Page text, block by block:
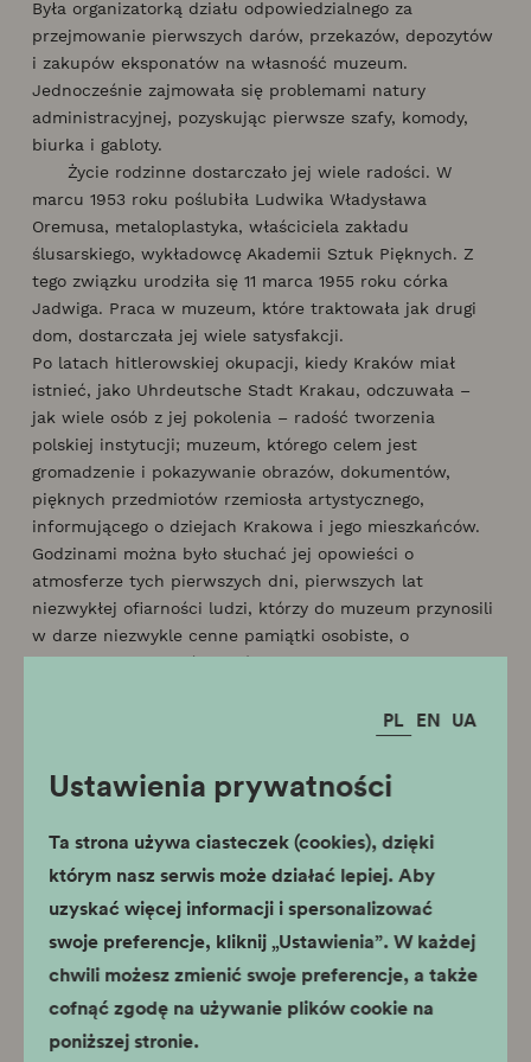
PL EN UA
Ustawienia prywatności
Ta strona używa ciasteczek (cookies), dzięki
którym nasz serwis może działać lepiej. Aby
uzyskać więcej informacji i spersonalizować
swoje preferencje, kliknij „Ustawienia”. W każdej
chwili możesz zmienić swoje preferencje, a także
cofnąć zgodę na używanie plików cookie na
poniższej stronie.
Była organizatorką działu odpowiedzialnego za
przejmowanie pierwszych darów, przekazów, depozytów
i zakupów eksponatów na własność muzeum.
Jednocześnie zajmowała się problemami natury
administracyjnej, pozyskując pierwsze szafy, komody,
biurka i gabloty.
Życie rodzinne dostarczało jej wiele radości. W
marcu 1953 roku poślubiła Ludwika Władysława
Oremusa, metaloplastyka, właściciela zakładu
ślusarskiego, wykładowcę Akademii Sztuk Pięknych. Z
tego związku urodziła się 11 marca 1955 roku córka
Jadwiga. Praca w muzeum, które traktowała jak drugi
dom, dostarczała jej wiele satysfakcji.
Po latach hitlerowskiej okupacji, kiedy Kraków miał
istnieć, jako Uhrdeutsche Stadt Krakau, odczuwała –
jak wiele osób z jej pokolenia – radość tworzenia
polskiej instytucji; muzeum, którego celem jest
gromadzenie i pokazywanie obrazów, dokumentów,
pięknych przedmiotów rzemiosła artystycznego,
informującego o dziejach Krakowa i jego mieszkańców.
Godzinami można było słuchać jej opowieści o
atmosferze tych pierwszych dni, pierwszych lat
niezwykłej ofiarności ludzi, którzy do muzeum przynosili
w darze niezwykle cenne pamiątki osobiste, o
nieocenionej wartości zarówno emocjonalnej, jak i
służyły obecnym i przyszłym pokoleniom, będąc
Była Pani Maria autorem i współautorem wielu
wystaw, które długo pozostawały w pamięci krakowian.
100-lecia Wiosny Ludów,którą – jak wspominali
najstarsi pracownicy – oglądał sam Pablo Piccaso,
przebywający w Polsce z okazji Światowego Kongresu
Obrońców Pokoju we Wrocławiu. Maria Oremus należała
ekspozycji stałej, poświęconej dziejom i kulturze
Krakowa w kamienicy Kruzowskiej przy ul św. Jana 12,
otwartej w 1955 roku.